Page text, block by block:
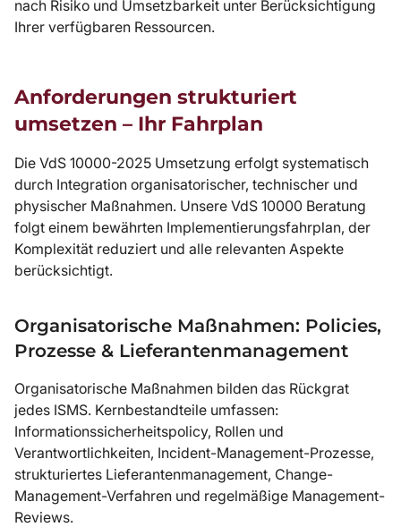
nach Risiko und Umsetzbarkeit unter Berücksichtigung
Ihrer verfügbaren Ressourcen.
Anforderungen strukturiert
umsetzen – Ihr Fahrplan
Die VdS 10000-2025 Umsetzung erfolgt systematisch
durch Integration organisatorischer, technischer und
physischer Maßnahmen. Unsere VdS 10000 Beratung
folgt einem bewährten Implementierungsfahrplan, der
Komplexität reduziert und alle relevanten Aspekte
berücksichtigt.
Organisatorische Maßnahmen: Policies,
Prozesse & Lieferantenmanagement
Organisatorische Maßnahmen bilden das Rückgrat
jedes ISMS. Kernbestandteile umfassen:
Informationssicherheitspolicy, Rollen und
Verantwortlichkeiten, Incident-Management-Prozesse,
strukturiertes Lieferantenmanagement, Change-
Management-Verfahren und regelmäßige Management-
Reviews.